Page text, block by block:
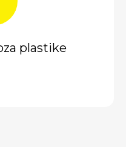
plastike